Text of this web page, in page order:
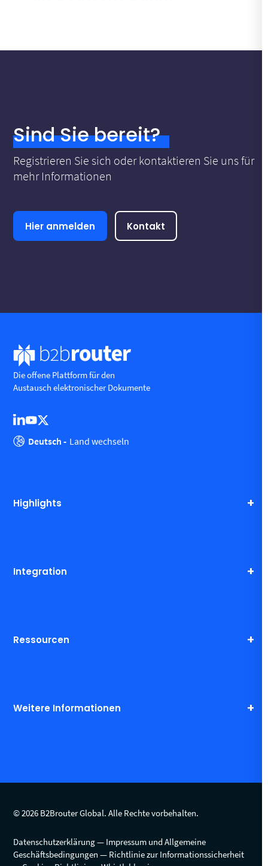
Sind Sie bereit?
Registrieren Sie sich oder kontaktieren Sie uns für
mehr Informationen
Hier anmelden Kontakt
Die offene Plattform für den
Austausch elektronischer Dokumente
Deutsch - Land wechseln
Highlights
Integration
Ressourcen
Weitere Informationen
© 2026 B2Brouter Global. Alle Rechte vorbehalten.
Datenschutzerklärung
Impressum und Allgemeine
Geschäftsbedingungen
Richtlinie zur Informationssicherheit